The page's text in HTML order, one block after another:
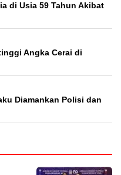
di Usia 59 Tahun Akibat
Angka Cerai di
Diamankan Polisi dan